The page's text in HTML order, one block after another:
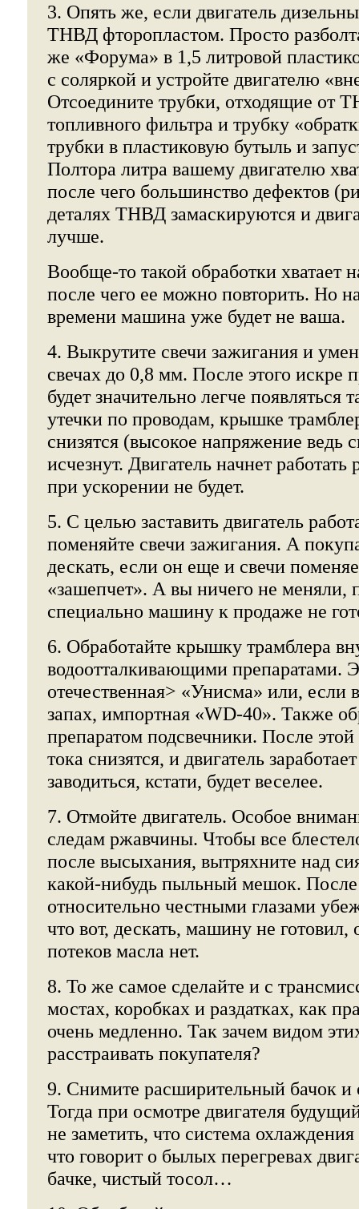
3. Опять же, если двигатель
ТНВД фторопластом. Просто
же «Форума» в 1,5 литровой
с соляркой и устройте двигателю
Отсоедините трубки, отходящие от
топливного фильтра и трубку
трубки в пластиковую бутыль и
Полтора литра вашему двигателю
после чего большинство дефектов
деталях ТНВД замаскируются и
лучше.
Вообще-то такой обработки хватает
после чего ее можно повторить. Но
времени машина уже будет не ваша.
4. Выкрутите свечи зажигания и
свечах до 0,8 мм. После этого искре
будет значительно легче появляться
утечки по проводам, крышке
снизятся (высокое напряжение ведь
исчезнут. Двигатель начнет работать
при ускорении не будет.
5. С целью заставить двигатель
поменяйте свечи зажигания. А
дескать, если он еще и свечи
«зашепчет». А вы ничего не меняли,
специально машину к продаже не
6. Обработайте крышку трамблера
водоотталкивающими препаратами.
отечественная> «Унисма» или, если
запах, импортная «WD-40». Также
препаратом подсвечники. После
тока снизятся, и двигатель
заводиться, кстати, будет веселее.
7. Отмойте двигатель. Особое
следам ржавчины. Чтобы все
после высыхания, вытряхните над
какой-нибудь пыльный мешок.
относительно честными глазами
что вот, дескать, машину не готовил,
потеков масла нет.
8. То же самое сделайте и с
мостах, коробках и раздатках, как
очень медленно. Так зачем видом
расстраивать покупателя?
9. Снимите расширительный бачок и
Тогда при осмотре двигателя
не заметить, что система
что говорит о былых перегревах
бачке, чистый тосол…